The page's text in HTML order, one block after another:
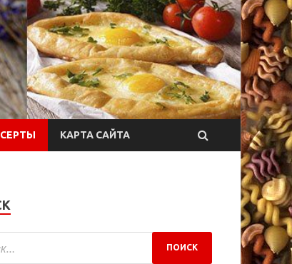
КАРТА САЙТА